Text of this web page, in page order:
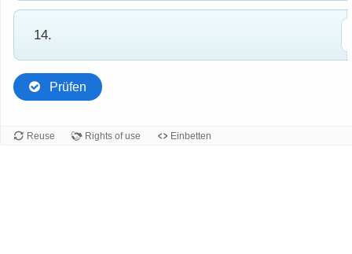
14.
Prüfen
Reuse Rights of use Einbetten